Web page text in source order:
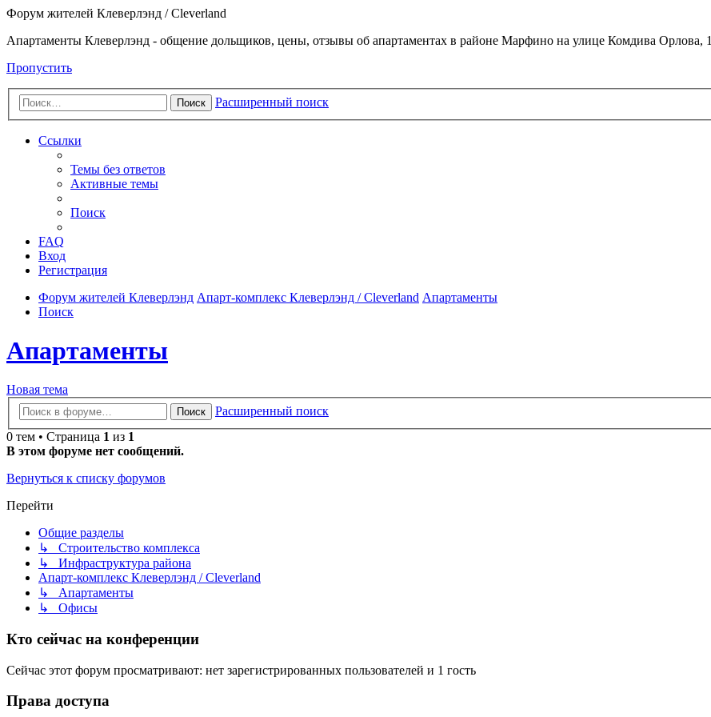
Форум жителей Клеверлэнд / Cleverland
Апартаменты Клеверлэнд - общение дольщиков, цены, отзывы об апартаментах в районе Марфино на улице Комдива Орлова, 1
Пропустить
Поиск Расширенный поиск
Ссылки
Темы без ответов
Активные темы
Поиск
FAQ
Вход
Регистрация
Форум жителей Клеверлэнд Апарт-комплекс Клеверлэнд / Cleverland Апартаменты
Поиск
Апартаменты
Новая тема
Поиск
Расширенный поиск
0 тем • Страница 1 из 1
В этом форуме нет сообщений.
Вернуться к списку форумов
Перейти
Общие разделы
↳ Строительство комплекса
↳ Инфраструктура района
Апарт-комплекс Клеверлэнд / Cleverland
↳ Апартаменты
↳ Офисы
Кто сейчас на конференции
Сейчас этот форум просматривают: нет зарегистрированных пользователей и 1 гость
Права доступа